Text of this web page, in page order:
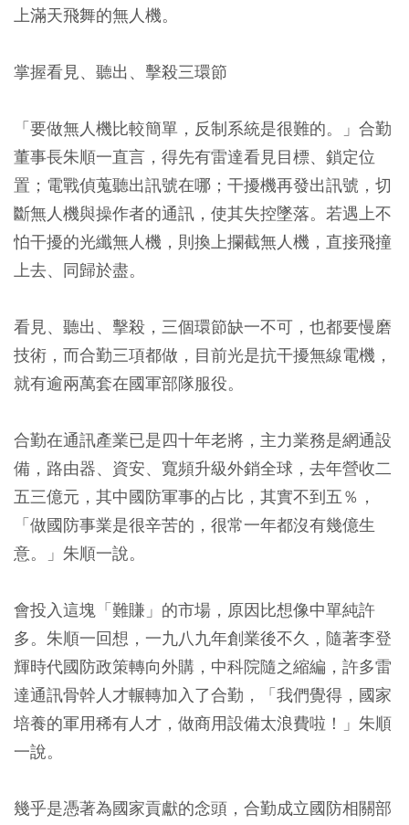
上滿天飛舞的無人機。
掌握看見、聽出、擊殺三環節
「要做無人機比較簡單，反制系統是很難的。」合勤
董事長朱順一直言，得先有雷達看見目標、鎖定位
置；電戰偵蒐聽出訊號在哪；干擾機再發出訊號，切
斷無人機與操作者的通訊，使其失控墜落。若遇上不
怕干擾的光纖無人機，則換上攔截無人機，直接飛撞
上去、同歸於盡。
看見、聽出、擊殺，三個環節缺一不可，也都要慢磨
技術，而合勤三項都做，目前光是抗干擾無線電機，
就有逾兩萬套在國軍部隊服役。
合勤在通訊產業已是四十年老將，主力業務是網通設
備，路由器、資安、寬頻升級外銷全球，去年營收二
五三億元，其中國防軍事的占比，其實不到五％，
「做國防事業是很辛苦的，很常一年都沒有幾億生
意。」朱順一說。
會投入這塊「難賺」的市場，原因比想像中單純許
多。朱順一回想，一九八九年創業後不久，隨著李登
輝時代國防政策轉向外購，中科院隨之縮編，許多雷
達通訊骨幹人才輾轉加入了合勤，「我們覺得，國家
培養的軍用稀有人才，做商用設備太浪費啦！」朱順
一說。
幾乎是憑著為國家貢獻的念頭，合勤成立國防相關部